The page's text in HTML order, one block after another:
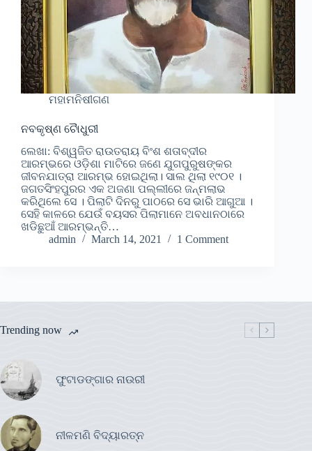
ମହାମନିଷୀଗଣ
ନବକୃଷ୍ଣ ଚୋୖଧୁରୀ
ଲେଖା: ବିଶ୍ୱଜିତ ରାଉତରାୟ ବିଂଶ ଶତାବ୍ଦୀର
ଆରମ୍ଭରେ ଓଡ଼ିଶା ମାଟିରେ ଜଣେ ଯୁଗପୁରୁଷଙ୍କର
ଜୀବନଯାତ୍ରା ଆରମ୍ଭ ହୋଇଥିଲା। ସାଲ ଥିଲା ୧୯୦୧ ।
ଜଗତସିଂହପୁରର ଏକ ଅଜଣା ପଲ୍ଲୀରେ ଜନ୍ମଲାଭ
କରିଥିଲେ ସେ । ପିଲାଟି ଦିନରୁ ପାଠରେ ସେ ଭାରି ଆଗୁଆ ।
ସେହି କାଳରେ ଯେଉଁ ବୟସର ପିଲାମାନେ ଅବଧାନଠାରେ
ଖଡିଛୁଆଁ ଆରମ୍ଭନ୍ତି…
admin
March 14, 2021 1 Comment
Trending now
ଫୁଟାଡଙ୍ଗାର ନାଉରୀ
ନୀଳମଣି ବିଦ୍ୟାରତ୍ନ